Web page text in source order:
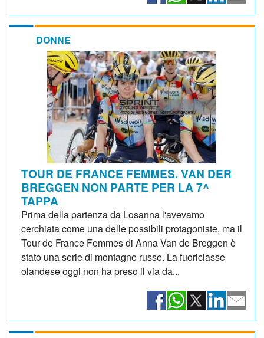
DONNE
TOUR DE FRANCE FEMMES. VAN DER
BREGGEN NON PARTE PER LA 7^
TAPPA
Prima della partenza da Losanna l'avevamo
cerchiata come una delle possibili protagoniste, ma il
Tour de France Femmes di Anna Van de Breggen è
stato una serie di montagne russe. La fuoriclasse
olandese oggi non ha preso il via da...